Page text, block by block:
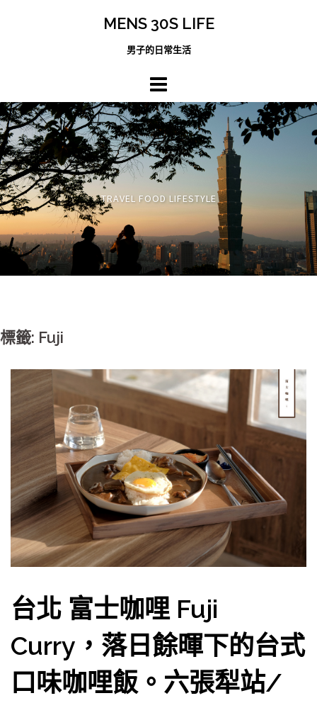
MENS 30S LIFE
男子的日常生活
TRAVEL FOOD LIFESTYLE
標籤: Fuji
台北 富士咖哩 Fuji
Curry，落日餘暉下的台式
口味咖哩飯。六張犁站/